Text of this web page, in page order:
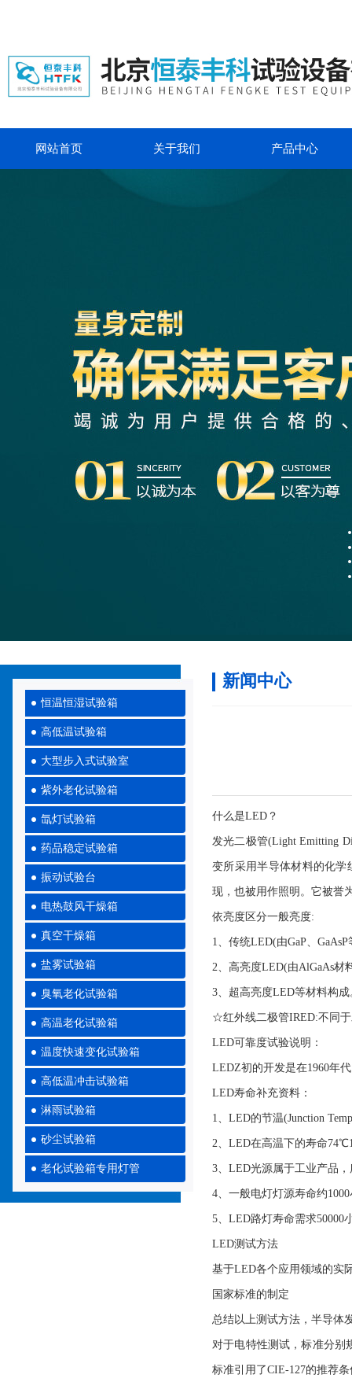
网站首页 关于我们 产品中心
恒温恒湿试验箱
高低温试验箱
大型步入式试验室
紫外老化试验箱
氙灯试验箱
药品稳定试验箱
振动试验台
电热鼓风干燥箱
真空干燥箱
盐雾试验箱
臭氧老化试验箱
高温老化试验箱
温度快速变化试验箱
高低温冲击试验箱
淋雨试验箱
砂尘试验箱
老化试验箱专用灯管
新闻中心
什么是LED？
发光二极管(Light Emitting
变所采用半导体材料的化
现，也被用作照明。它被誉
依亮度区分一般亮度:
1、传统LED(由GaP、
2、高亮度LED(由AlGaAs材
3、超高亮度LED等材料构成
☆红外线二极管IRED:不同
LED可靠度试验说明：
LEDZ初的开发是在1960年
LED寿命补充资料：
1、LED的节温(Junction
2、LED在高温下的寿命
3、LED光源属于工业产品
4、一般电灯灯源寿命约
5、LED路灯寿命需求50000
LED测试方法
基于LED各个应用领域的实
国家标准的制定
总结以上测试方法，半导体
对于电特性测试，标准分别
标准引用了CIE-127的推荐